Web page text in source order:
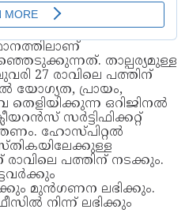
താല്പര്യമുള്ള
27 രാവിലെ പത്തിന്
യോഗ്യത, പ്രായം,
തെളിയിക്കുന്ന ഒറിജിനല്‍
സര്‍ട്ടിഫിക്കറ്റ്
ഹോസ്പിറ്റല്‍
രാവിലെ പത്തിന് നടക്കും.
മുന്‍ഗണന ലഭിക്കും.
നിന്ന് ലഭിക്കും